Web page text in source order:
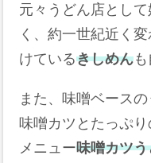
元々うどん店とし
く、約一世紀近く
けているきしめん
また、味噌ベース
味噌カツとたっぷ
メニュー味噌カツ